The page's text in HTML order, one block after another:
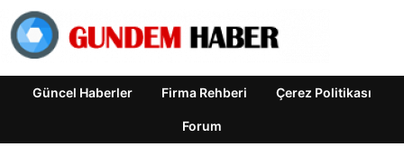
Güncel Haberler Firma Rehberi Çerez Politikası
Forum